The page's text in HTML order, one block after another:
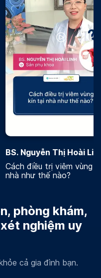
BS. Nguyễn Thị Hoài
Cách điều trị viêm vùng
nhà như thế nào?
phòng khám,
nghiệm uy
cả gia đình bạn.